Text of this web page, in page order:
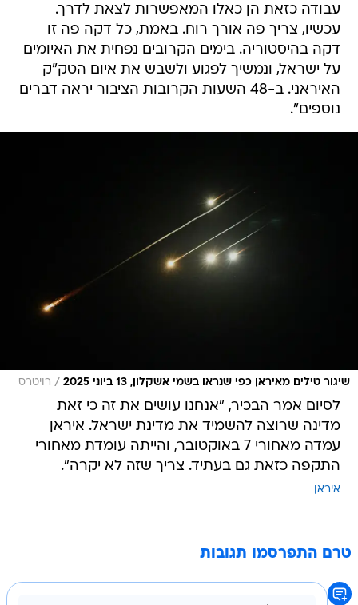
עבודה כזאת הן כאלו המאפשרות לצאת לדרך.
עכשיו, צריך פה אורך רוח. באמת, כל דקה פה זו
דקה בהיסטוריה. בימים הקרובים נפחית את האיומים
על ישראל, ונמשיך לפגוע ולשבש את איום הטק"ק
האיראני. ב-48 השעות הקרובות הציבור יראה דברים
נוספים".
שיגור טילים מאיראן כפי שנראו בשמי אשקלון, 13 ביוני 2025 / רויטרס
לסיום אמר הבכיר, "אנחנו עושים את זה כי זאת
מדינה שרוצה להשמיד את מדינת ישראל. איראן
עמדה מאחורי 7 באוקטובר, והייתה עומדת מאחורי
התקפה כזאת גם בעתיד. צריך שזה לא יקרה".
איראן
טרם התפרסמו תגובות